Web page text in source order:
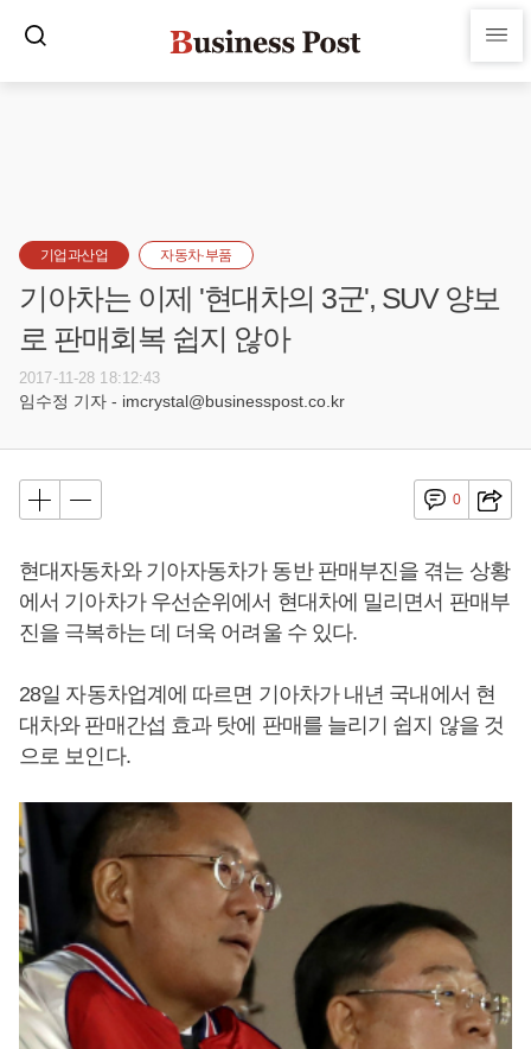
기업과산업 자동차·부품
기아차는 이제 '현대차의 3군', SUV 양보
로 판매회복 쉽지 않아
2017-11-28 18:12:43
임수정 기자 - imcrystal@businesspost.co.kr
0
현대자동차와 기아자동차가 동반 판매부진을 겪는 상황
에서 기아차가 우선순위에서 현대차에 밀리면서 판매부
진을 극복하는 데 더욱 어려울 수 있다.
28일 자동차업계에 따르면 기아차가 내년 국내에서 현
대차와 판매간섭 효과 탓에 판매를 늘리기 쉽지 않을 것
으로 보인다.